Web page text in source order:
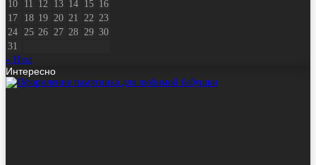
10
11 12 13 14 15 16
17
18 19 20 21 22 23
24
25 26 27 28 29 30
31
« Июл
Интересно